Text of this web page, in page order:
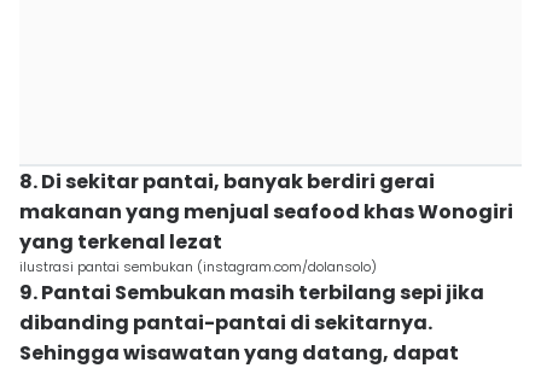
8. Di sekitar pantai, banyak berdiri gerai
makanan yang menjual seafood khas Wonogiri
yang terkenal lezat
ilustrasi pantai sembukan (instagram.com/dolansolo)
9. Pantai Sembukan masih terbilang sepi jika
dibanding pantai-pantai di sekitarnya.
Sehingga wisawatan yang datang, dapat